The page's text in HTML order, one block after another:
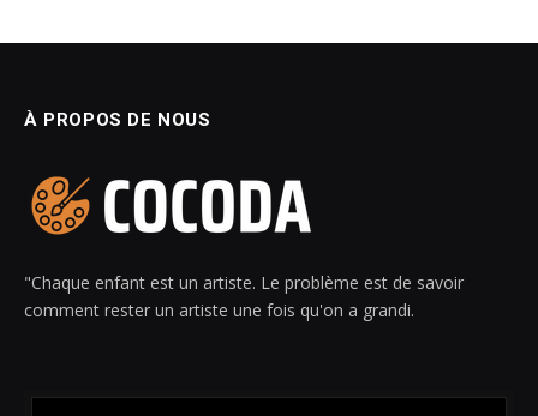
À PROPOS DE NOUS
"Chaque enfant est un artiste. Le problème est de savoir
comment rester un artiste une fois qu'on a grandi.